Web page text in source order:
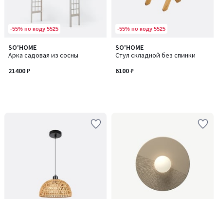
-55% по коду 5525
SO'HOME
Арка садовая из сосны
21400 ₽
-55% по коду 5525
SO'HOME
Стул складной без спинки
6100 ₽